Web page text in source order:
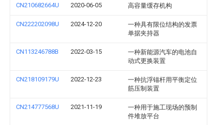
CN210682664U 2020-06-05 高容量缓存机构
CN222202098U 2024-12-20
一种具有限位结构的发票
单据夹持器
CN113246788B 2022-03-15
一种新能源汽车的电池自
动式更换装置
CN218109179U 2022-12-23
一种抗浮锚杆用平衡定位
筋压制装置
CN214777568U 2021-11-19
一种用于施工现场的预制
件堆放平台